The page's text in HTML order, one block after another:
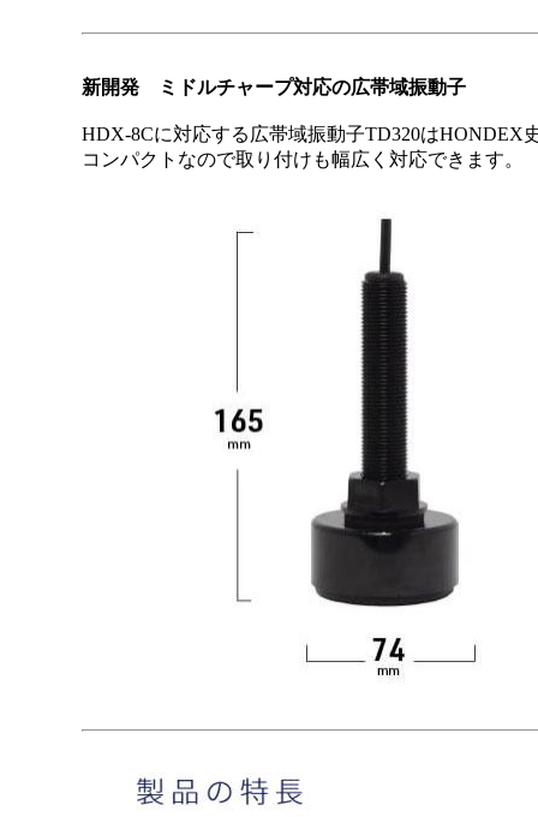
新開発 ミドルチャープ対応の広帯域振動子
HDX-8Cに対応する広帯域振動子TD320はHONDEX
コンパクトなので取り付けも幅広く対応できます。